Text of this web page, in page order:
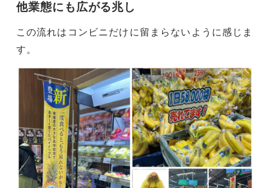
他業態にも広がる兆し
この流れはコンビニだけに留まらないように感じま
す。